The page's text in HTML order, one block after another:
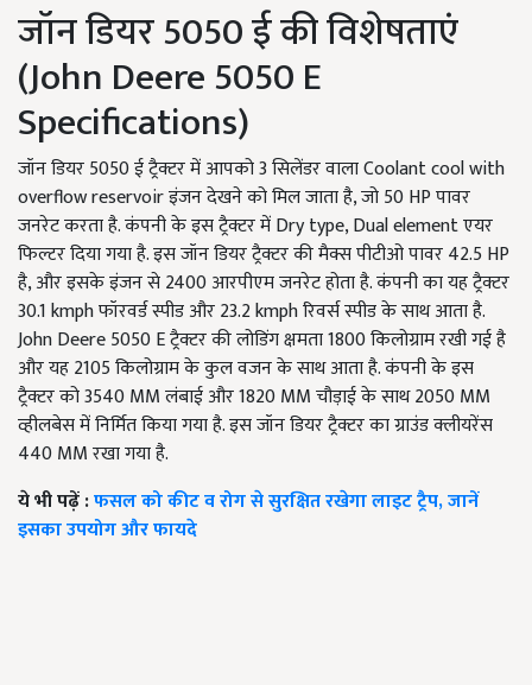
जॉन डियर 5050 ई की विशेषताएं
(John Deere 5050 E
Specifications)
जॉन डियर 5050 ई ट्रैक्टर में आपको 3 सिलेंडर वाला Coolant cool with
overflow reservoir इंजन देखने को मिल जाता है, जो 50 HP पावर
जनरेट करता है. कंपनी के इस ट्रैक्टर में Dry type, Dual element एयर
फिल्टर दिया गया है. इस जॉन डियर ट्रैक्टर की मैक्स पीटीओ पावर 42.5 HP
है, और इसके इंजन से 2400 आरपीएम जनरेट होता है. कंपनी का यह ट्रैक्टर
30.1 kmph फॉरवर्ड स्पीड और 23.2 kmph रिवर्स स्पीड के साथ आता है.
John Deere 5050 E ट्रैक्टर की लोडिंग क्षमता 1800 किलोग्राम रखी गई है
और यह 2105 किलोग्राम के कुल वजन के साथ आता है. कंपनी के इस
ट्रैक्टर को 3540 MM लंबाई और 1820 MM चौड़ाई के साथ 2050 MM
व्हीलबेस में निर्मित किया गया है. इस जॉन डियर ट्रैक्टर का ग्राउंड क्लीयरेंस
440 MM रखा गया है.
ये भी पढ़ें :फसल को कीट व रोग से सुरक्षित रखेगा लाइट ट्रैप, जानें
इसका उपयोग और फायदे